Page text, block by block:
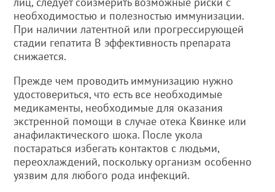
необходимостью и полезностью иммунизации.
При наличии латентной или прогрессирующей
стадии гепатита В эффективность препарата
снижается.
Прежде чем проводить иммунизацию нужно
удостовериться, что есть все необходимые
медикаменты, необходимые для оказания
экстренной помощи в случае отека Квинке или
анафилактического шока. После укола
постараться избегать контактов с людьми,
переохлаждений, поскольку организм особенно
уязвим для любого рода инфекций.